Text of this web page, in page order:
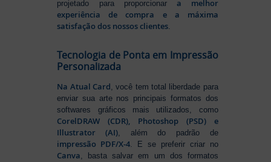
projetado para proporcionara melhor
experiência de compra e a máxima
satisfação dos nossos clientes
Tecnologia de Ponta em Impressão
Personalizada
Na Atual Card, você tem total liberdade para
enviar sua arte nos principais formatos dos
softwares gráficos mais utilizados, como
CorelDRAW (CDR), Photoshop (PSD) e
Illustrator (AI), além do padrão de
impressão PDF/X-4. E se preferir criar no
Canva, basta salvar em um dos formatos